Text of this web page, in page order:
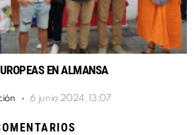
EN ALMANSA
6 junio 2024, 13:07